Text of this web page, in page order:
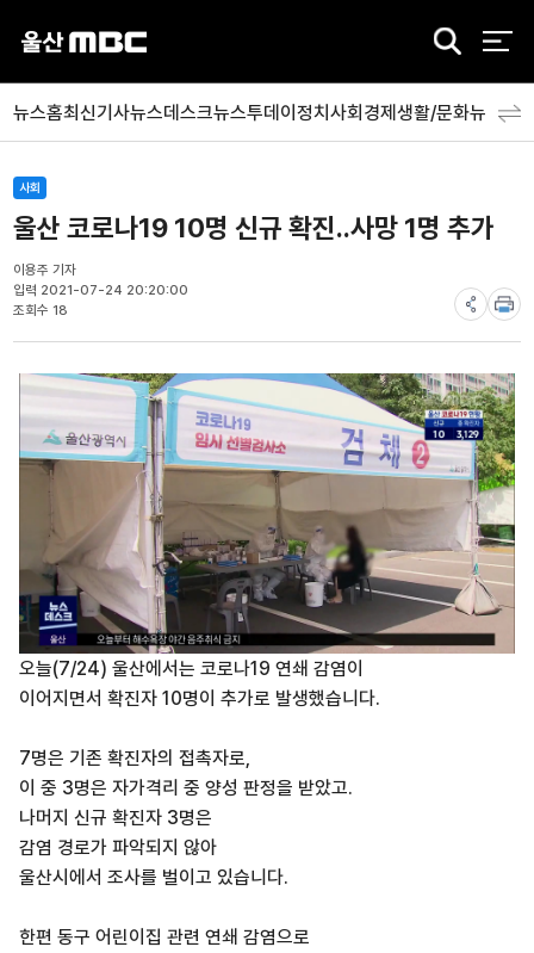
검
뉴스홈최신기사뉴스데스크뉴스투데이정치사회경제생활/문화뉴스특
사회
울산 코로나19 10명 신규 확진..사망 1명 추가
이용주 기자
입력 2021-07-24 20:20:00
조회수 18
오늘(7/24) 울산에서는 코로나19 연쇄 감염이
이어지면서 확진자 10명이 추가로 발생했습니다.
7명은 기존 확진자의 접촉자로,
이 중 3명은 자가격리 중 양성 판정을 받았고.
나머지 신규 확진자 3명은
감염 경로가 파악되지 않아
울산시에서 조사를 벌이고 있습니다.
한편 동구 어린이집 관련 연쇄 감염으로